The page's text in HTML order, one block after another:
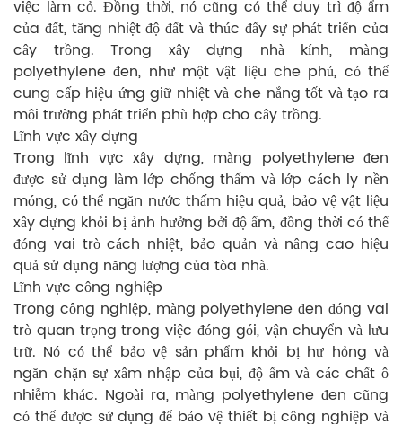
việc làm cỏ. Đồng thời, nó cũng có thể duy trì độ ẩm
của đất, tăng nhiệt độ đất và thúc đẩy sự phát triển của
cây trồng. Trong xây dựng nhà kính, màng
polyethylene đen, như một vật liệu che phủ, có thể
cung cấp hiệu ứng giữ nhiệt và che nắng tốt và tạo ra
môi trường phát triển phù hợp cho cây trồng.
Lĩnh vực xây dựng
Trong lĩnh vực xây dựng, màng polyethylene đen
được sử dụng làm lớp chống thấm và lớp cách ly nền
móng, có thể ngăn nước thấm hiệu quả, bảo vệ vật liệu
xây dựng khỏi bị ảnh hưởng bởi độ ẩm, đồng thời có thể
đóng vai trò cách nhiệt, bảo quản và nâng cao hiệu
quả sử dụng năng lượng của tòa nhà.
Lĩnh vực công nghiệp
Trong công nghiệp, màng polyethylene đen đóng vai
trò quan trọng trong việc đóng gói, vận chuyển và lưu
trữ. Nó có thể bảo vệ sản phẩm khỏi bị hư hỏng và
ngăn chặn sự xâm nhập của bụi, độ ẩm và các chất ô
nhiễm khác. Ngoài ra, màng polyethylene đen cũng
có thể được sử dụng để bảo vệ thiết bị công nghiệp và